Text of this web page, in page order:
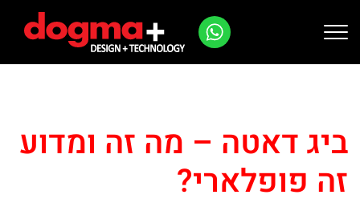
ביג דאטה – מה זה ומדוע
זה פופלארי?